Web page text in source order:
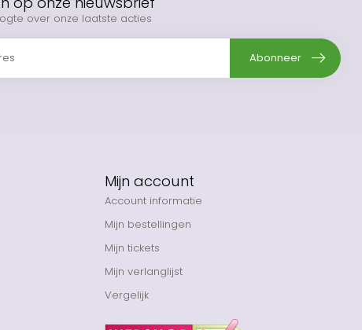
over onze laatste acties
Abonneer
Mijn account
Account informatie
Mijn bestellingen
Mijn tickets
Mijn verlanglijst
Vergelijk